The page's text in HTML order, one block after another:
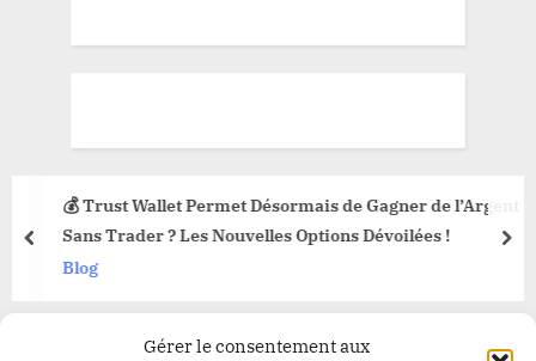
Gérer le consentement aux
💰 Trust Wallet Permet Désormais de Gagner de l’Argent
Sans Trader ? Les Nouvelles Options Dévoilées !
Blog
prev